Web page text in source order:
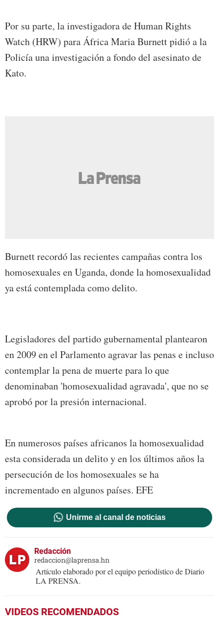
Por su parte, la investigadora de Human Rights
Watch (HRW) para África Maria Burnett pidió a la
Policía una investigación a fondo del asesinato de
Kato.
Burnett recordó las recientes campañas contra los
homosexuales en Uganda, donde la homosexualidad
ya está contemplada como delito.
Legisladores del partido gubernamental plantearon
en 2009 en el Parlamento agravar las penas e incluso
contemplar la pena de muerte para lo que
denominaban 'homosexualidad agravada', que no se
aprobó por la presión internacional.
En numerosos países africanos la homosexualidad
esta considerada un delito y en los últimos años la
persecución de los homosexuales se ha
incrementado en algunos países. EFE
Unirme al canal de noticias
Redacción
redaccion@laprensa.hn
Artículo elaborado por el equipo periodístico de Diario
LA PRENSA.
VIDEOS RECOMENDADOS